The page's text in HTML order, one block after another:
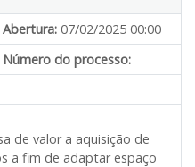
Abertura: 07/02/2025 00:00
Número do processo:
de valor a aquisição de
a fim de adaptar espaço